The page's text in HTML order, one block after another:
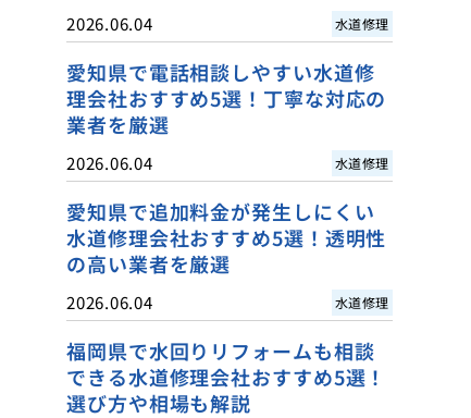
2026.06.04 水道修理
愛知県で電話相談しやすい水道修
理会社おすすめ5選！丁寧な対応の
業者を厳選
2026.06.04 水道修理
愛知県で追加料金が発生しにくい
水道修理会社おすすめ5選！透明性
の高い業者を厳選
2026.06.04 水道修理
福岡県で水回りリフォームも相談
できる水道修理会社おすすめ5選！
選び方や相場も解説